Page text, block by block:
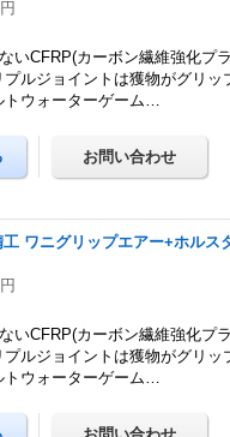
いCFRP(カーボン繊維強化プ
ルジョイントは獲物がグリッ
トウォーターゲーム…
ワニグリップエアー+ホルス
いCFRP(カーボン繊維強化プ
ルジョイントは獲物がグリッ
トウォーターゲーム…